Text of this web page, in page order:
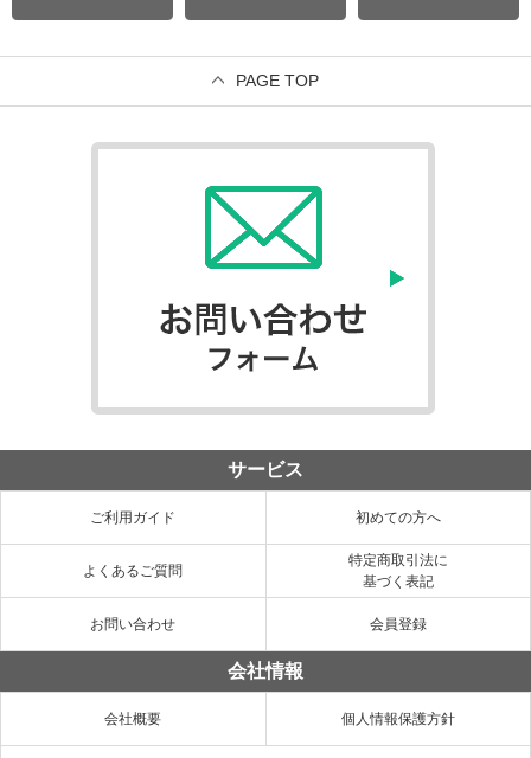
PAGE TOP
サービス
ご利用ガイド 初めての方へ
よくあるご質問
特定商取引法に
基づく表記
お問い合わせ 会員登録
会社情報
会社概要 個人情報保護方針